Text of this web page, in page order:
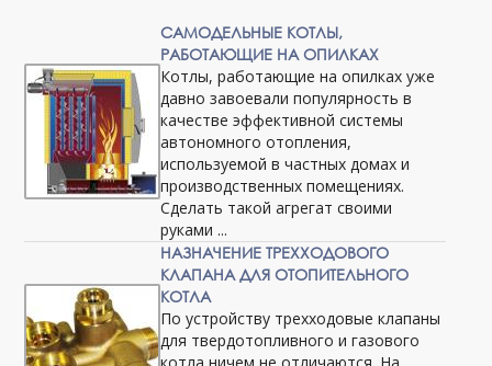
САМОДЕЛЬНЫЕ КОТЛЫ,
РАБОТАЮЩИЕ НА ОПИЛКАХ
Котлы, работающие на опилках уже
давно завоевали популярность в
качестве эффективной системы
автономного отопления,
используемой в частных домах и
производственных помещениях.
Сделать такой агрегат своими
руками ...
НАЗНАЧЕНИЕ ТРЕХХОДОВОГО
КЛАПАНА ДЛЯ ОТОПИТЕЛЬНОГО
КОТЛА
По устройству трехходовые клапаны
для твердотопливного и газового